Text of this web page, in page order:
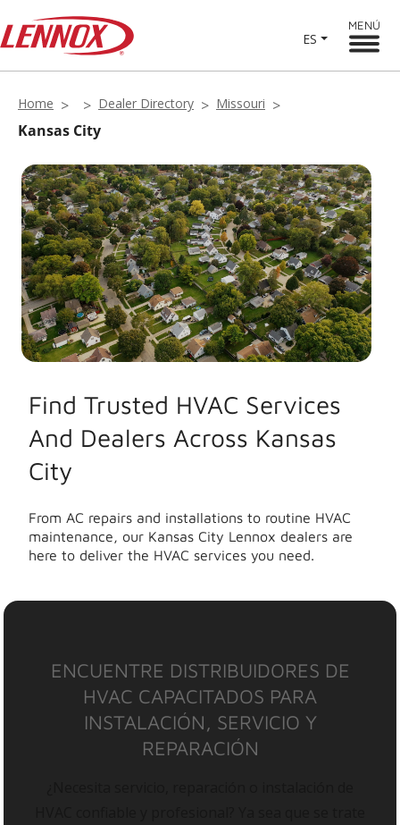
ES
MENÚ
Home Dealer Directory Missouri
Kansas City
Find Trusted HVAC Services
And Dealers Across Kansas
City
From AC repairs and installations to routine HVAC
maintenance, our Kansas City Lennox dealers are
here to deliver the HVAC services you need.
ENCUENTRE DISTRIBUIDORES DE
HVAC CAPACITADOS PARA
INSTALACIÓN, SERVICIO Y
REPARACIÓN